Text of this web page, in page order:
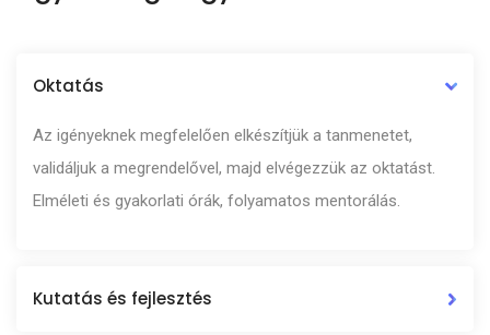
Oktatás
Az igényeknek megfelelően elkészítjük a tanmenetet,
validáljuk a megrendelővel, majd elvégezzük az oktatást.
Elméleti és gyakorlati órák, folyamatos mentorálás.
Kutatás és fejlesztés